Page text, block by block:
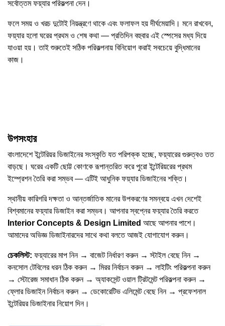
সর্বোত্তম ফয়্যার পরিকল্পনা দেন।
ফলে সময় ও খরচ দুটোই নিয়ন্ত্রণে থাকে এবং ফলাফল হয় দীর্ঘমেয়াদি। মনে রাখবেন,
ফয়্যার হলো ঘরের প্রথম ও শেষ কথা — প্রতিদিন বহুবার এই স্পেসের মধ্য দিয়ে
যাওয়া হয়। তাই শুরুতেই সঠিক পরিকল্পনায় বিনিয়োগ করাই সবচেয়ে বুদ্ধিমানের
কাজ।
উপসংহার
বাংলাদেশে ইন্টেরিয়র ডিজাইনের সংস্কৃতি যত পরিপক্ক হচ্ছে, ফয়্যারের গুরুত্বও তত
বাড়ছে। ঘরের একটি ছোট্ট কোণকে রূপান্তরিত করে পুরো ইন্টেরিয়রের প্রথম
ইম্প্রেশন তৈরি করা সম্ভব — এটিই আধুনিক ফয়্যার ডিজাইনের শক্তি।
স্থানীয় কারিগরি দক্ষতা ও আন্তর্জাতিক মানের উপকরণের সমন্বয়ে এখন দেশেই
বিশ্বমানের ফয়্যার ডিজাইন করা সম্ভব। আপনার স্বপ্নের ফয়্যার তৈরি করতে
Interior Concepts & Design Limited আছে আপনার পাশে।
আমাদের অভিজ্ঞ ডিজাইনারদের সাথে কথা বলতে আজই যোগাযোগ করুন।
চেকলিস্ট: ফয়্যারের মাপ নিন → বাজেট নির্ধারণ করুন → স্টাইল বেছে নিন →
কনসোল টেবিলের ধরন ঠিক করুন → মিরর নির্বাচন করুন → লাইটিং পরিকল্পনা করুন
→ স্টোরেজ সমাধান ঠিক করুন → অ্যাকসেন্ট ওয়াল ট্রিটমেন্ট পরিকল্পনা করুন →
ফ্লোর ডিজাইন নির্বাচন করুন → ডেকোরেটিভ এলিমেন্ট বেছে নিন → প্রফেশনাল
ইন্টেরিয়র ডিজাইনার নিয়োগ দিন।